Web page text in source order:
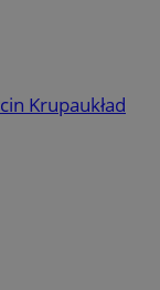
Krupaukład